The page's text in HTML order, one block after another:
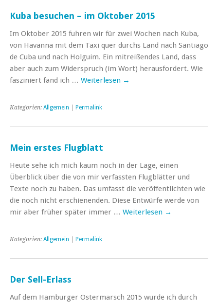
Kuba besuchen – im Oktober 2015
Im Oktober 2015 fuhren wir für zwei Wochen nach Kuba,
von Havanna mit dem Taxi quer durchs Land nach Santiago
de Cuba und nach Holguim. Ein mitreißendes Land, dass
aber auch zum Widerspruch (im Wort) herausfordert. Wie
fasziniert fand ich … Weiterlesen →
Kategorien: Allgemein Permalink
Mein erstes Flugblatt
Heute sehe ich mich kaum noch in der Lage, einen
Überblick über die von mir verfassten Flugblätter und
Texte noch zu haben. Das umfasst die veröffentlichten wie
die noch nicht erschienenden. Diese Entwürfe werde von
mir aber früher später immer … Weiterlesen →
Kategorien: Allgemein Permalink
Der Sell-Erlass
Auf dem Hamburger Ostermarsch 2015 wurde ich durch